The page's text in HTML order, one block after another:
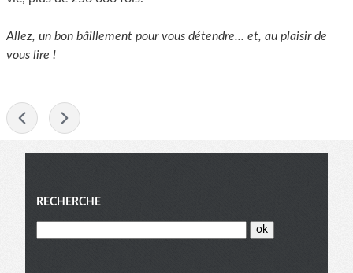
Allez, un bon bâillement pour vous détendre... et, au plaisir de
vous lire !
Menu
RECHERCHE